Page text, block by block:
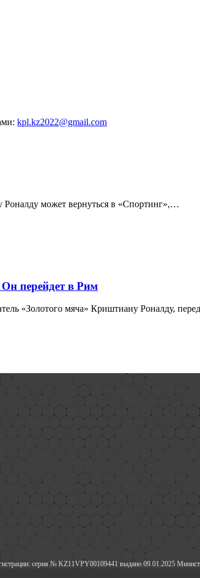
kpl.kz2022@gmail.com
может вернуться в «Спортинг»,…
перейдет в Рим
«Золотого мяча» Криштиану Роналду,
серия № KZ11VPY00109441 выдано 09.01.2025